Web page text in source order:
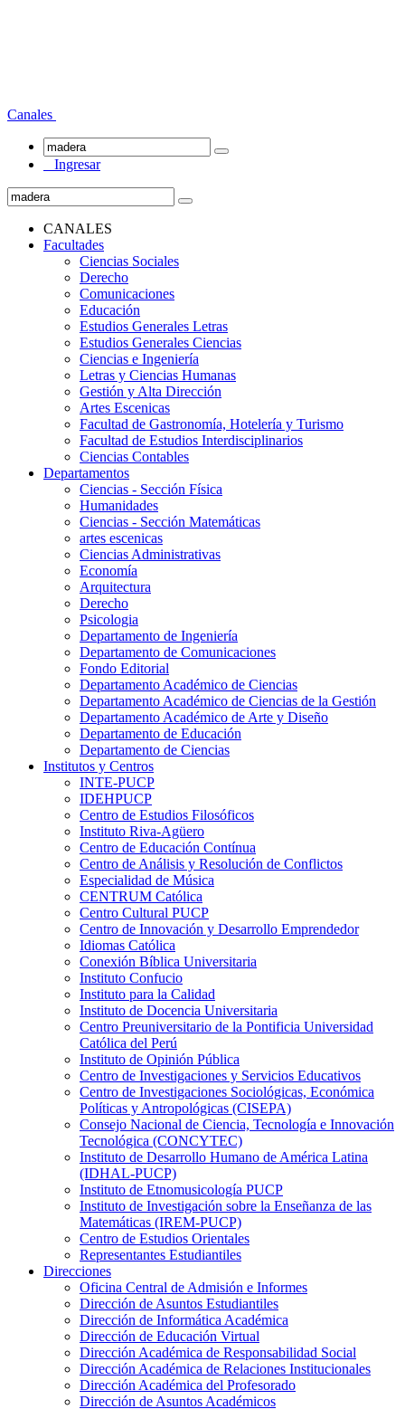
Canales
Ingresar
CANALES
Facultades
Ciencias Sociales
Derecho
Comunicaciones
Educación
Estudios Generales Letras
Estudios Generales Ciencias
Ciencias e Ingeniería
Letras y Ciencias Humanas
Gestión y Alta Dirección
Artes Escenicas
Facultad de Gastronomía, Hotelería y Turismo
Facultad de Estudios Interdisciplinarios
Ciencias Contables
Departamentos
Ciencias - Sección Física
Humanidades
Ciencias - Sección Matemáticas
artes escenicas
Ciencias Administrativas
Economía
Arquitectura
Derecho
Psicologia
Departamento de Ingeniería
Departamento de Comunicaciones
Fondo Editorial
Departamento Académico de Ciencias
Departamento Académico de Ciencias de la Gestión
Departamento Académico de Arte y Diseño
Departamento de Educación
Departamento de Ciencias
Institutos y Centros
INTE-PUCP
IDEHPUCP
Centro de Estudios Filosóficos
Instituto Riva-Agüero
Centro de Educación Contínua
Centro de Análisis y Resolución de Conflictos
Especialidad de Música
CENTRUM Católica
Centro Cultural PUCP
Centro de Innovación y Desarrollo Emprendedor
Idiomas Católica
Conexión Bíblica Universitaria
Instituto Confucio
Instituto para la Calidad
Instituto de Docencia Universitaria
Centro Preuniversitario de la Pontificia Universidad
Católica del Perú
Instituto de Opinión Pública
Centro de Investigaciones y Servicios Educativos
Centro de Investigaciones Sociológicas, Económica
Políticas y Antropológicas (CISEPA)
Consejo Nacional de Ciencia, Tecnología e Innovación
Tecnológica (CONCYTEC)
Instituto de Desarrollo Humano de América Latina
(IDHAL-PUCP)
Instituto de Etnomusicología PUCP
Instituto de Investigación sobre la Enseñanza de las
Matemáticas (IREM-PUCP)
Centro de Estudios Orientales
Representantes Estudiantiles
Direcciones
Oficina Central de Admisión e Informes
Dirección de Asuntos Estudiantiles
Dirección de Informática Académica
Dirección de Educación Virtual
Dirección Académica de Responsabilidad Social
Dirección Académica de Relaciones Institucionales
Dirección Académica del Profesorado
Dirección de Asuntos Académicos